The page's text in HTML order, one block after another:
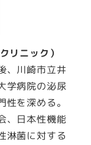
リニック）
、川崎市立井
学病院の泌尿
を深める。
、日本性機能
淋菌に対する